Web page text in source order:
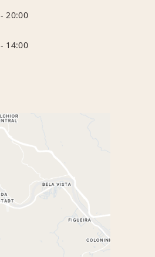
-20:00
- 14:00